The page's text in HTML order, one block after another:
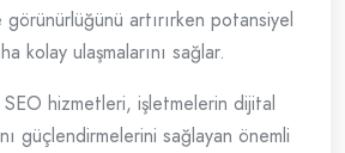
artırırken potansiyel
kolay ulaşmalarını sağlar.
hizmetleri, işletmelerin dijital
güçlendirmelerini sağlayan önemli